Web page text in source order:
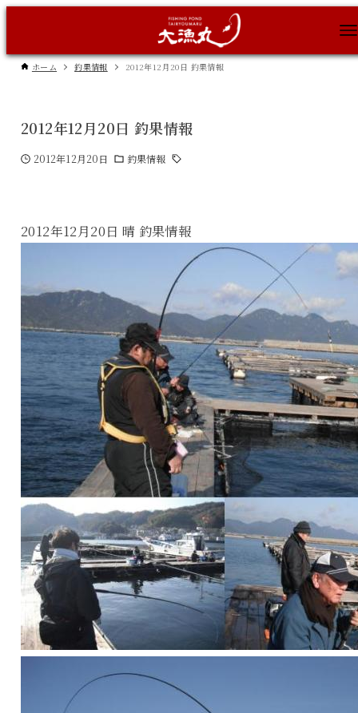
ホーム 釣果情報 2012年12月20日 釣果情報
2012年12月20日 釣果情報
2012年12月20日 釣果情報
2012年12月20日 晴 釣果情報